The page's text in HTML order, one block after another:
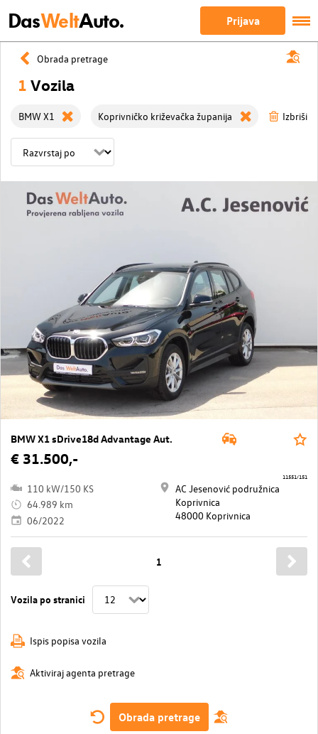
DasWeltAuto. Prijava
Obrada pretrage
1 Vozila
BMW X1 Koprivničko križevačka županija Izbriši
BMW X1 sDrive18d Advantage Aut.
€ 31.500,-
110 kW/150 KS
64.989 km
06/2022
AC Jesenović podružnica
Koprivnica
48000 Koprivnica
11551/151
Vozila po stranici
1
Ispis popisa vozila
Aktiviraj agenta pretrage
Obrada pretrage